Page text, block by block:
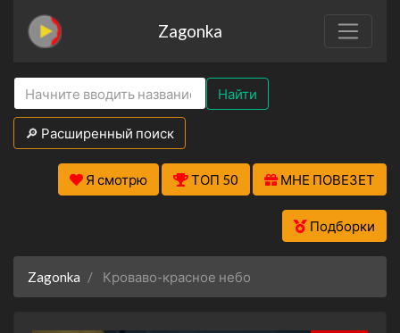
Zagonka
Найти
🔎 Расширенный поиск
Я смотрю ТОП 50 МНЕ ПОВЕЗЕТ
Подборки
Zagonka Кроваво-красное небо